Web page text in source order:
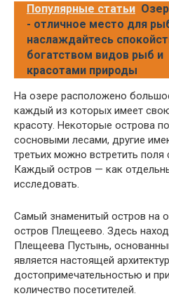
Популярные статьи
- отличное место для
наслаждайтесь
богатством видов рыб и
красотами природы
На озере расположено
каждый из которых имеет
красоту. Некоторые острова
сосновыми лесами, другие
третьих можно встретить
Каждый остров — как
исследовать.
Самый знаменитый остров на
остров Плещеево. Здесь
Плещеева Пустынь,
является настоящей
достопримечательностью и
количество посетителей.